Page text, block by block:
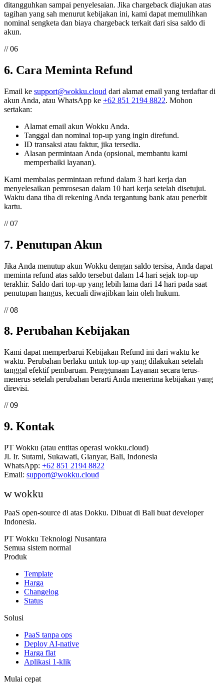
ditangguhkan sampai penyelesaian. Jika chargeback diajukan atas
tagihan yang sah menurut kebijakan ini, kami dapat memulihkan
nominal sengketa dan biaya chargeback terkait dari sisa saldo di
akun.
// 06
6. Cara Meminta Refund
Email ke support@wokku.cloud dari alamat email yang terdaftar di
akun Anda, atau WhatsApp ke +62 851 2194 8822. Mohon
sertakan:
Alamat email akun Wokku Anda.
Tanggal dan nominal top-up yang ingin direfund.
ID transaksi atau faktur, jika tersedia.
Alasan permintaan Anda (opsional, membantu kami
memperbaiki layanan).
Kami membalas permintaan refund dalam 3 hari kerja dan
menyelesaikan pemrosesan dalam 10 hari kerja setelah disetujui.
Waktu dana tiba di rekening Anda tergantung bank atau penerbit
kartu.
// 07
7. Penutupan Akun
Jika Anda menutup akun Wokku dengan saldo tersisa, Anda dapat
meminta refund atas saldo tersebut dalam 14 hari sejak top-up
terakhir. Saldo dari top-up yang lebih lama dari 14 hari pada saat
penutupan hangus, kecuali diwajibkan lain oleh hukum.
// 08
8. Perubahan Kebijakan
Kami dapat memperbarui Kebijakan Refund ini dari waktu ke
waktu. Perubahan berlaku untuk top-up yang dilakukan setelah
tanggal efektif pembaruan. Penggunaan Layanan secara terus-
menerus setelah perubahan berarti Anda menerima kebijakan yang
direvisi.
// 09
9. Kontak
PT Wokku (atau entitas operasi wokku.cloud)
Jl. Ir. Sutami, Sukawati, Gianyar, Bali, Indonesia
WhatsApp: +62 851 2194 8822
Email: support@wokku.cloud
wwokku
PaaS open-source di atas Dokku. Dibuat di Bali buat developer
Indonesia.
PT Wokku Teknologi Nusantara
Semua sistem normal
Produk
Template
Harga
Changelog
Status
Solusi
PaaS tanpa ops
Deploy AI-native
Harga flat
Aplikasi 1-klik
Mulai cepat